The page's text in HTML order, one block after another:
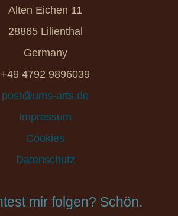
Alten Eichen 11
28865 Lilienthal
Germany
+49 4792 9896039
post@ums-arts.de
Impressum
Cookies
Datenschutz
mir folgen? Schön.